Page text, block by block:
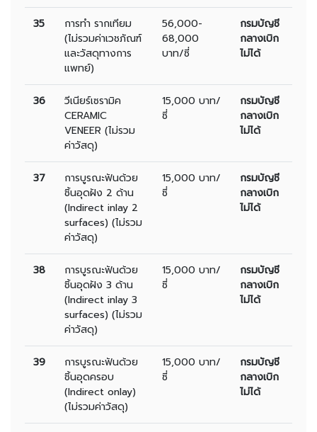
35
การทำ รากเทียม
(ไม่รวมค่าเวชภัณฑ์
และวัสดุทางการ
แพทย์)
56,000-
68,000
บาท/ซี่
กรมบัญชี
กลางเบิก
ไม่ได้
36
วีเนียร์เซรามิค
CERAMIC
VENEER (ไม่รวม
ค่าวัสดุ)
15,000 บาท/
ซี่
กรมบัญชี
กลางเบิก
ไม่ได้
37
การบูรณะฟันด้วย
ชิ้นอุดฝัง 2 ด้าน
(Indirect inlay 2
surfaces) (ไม่รวม
ค่าวัสดุ)
15,000 บาท/
ซี่
กรมบัญชี
กลางเบิก
ไม่ได้
38
การบูรณะฟันด้วย
ชิ้นอุดฝัง 3 ด้าน
(Indirect inlay 3
surfaces) (ไม่รวม
ค่าวัสดุ)
15,000 บาท/
ซี่
กรมบัญชี
กลางเบิก
ไม่ได้
39
การบูรณะฟันด้วย
ชิ้นอุดครอบ
(Indirect onlay)
(ไม่รวมค่าวัสดุ)
15,000 บาท/
ซี่
กรมบัญชี
กลางเบิก
ไม่ได้